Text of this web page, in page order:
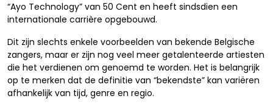
“Ayo Technology” van 50 Cent en heeft sindsdien een
internationale carrière opgebouwd.
Dit zijn slechts enkele voorbeelden van bekende Belgische
zangers, maar er zijn nog veel meer getalenteerde artiesten
die het verdienen om genoemd te worden. Het is belangrijk
op te merken dat de definitie van “bekendste” kan variëren
afhankelijk van tijd, genre en regio.